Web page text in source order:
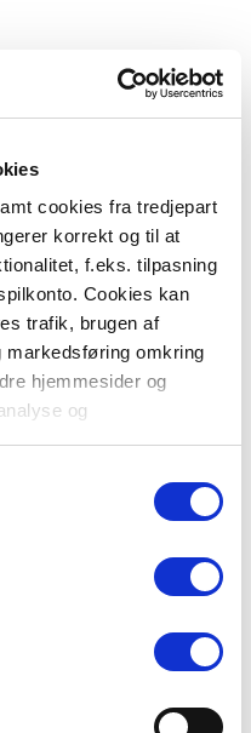
cookies fra tredjepart
korrekt og til at
f.eks. tilpasning
Cookies kan
trafik, brugen af
markedsføring omkring
hjemmesider og
og
af cookies under
til vores Cookiepolitik,